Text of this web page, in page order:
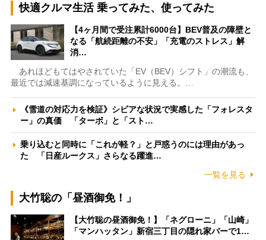
快適クルマ生活 乗ってみた、使ってみた
【4ヶ月間で受注累計6000台】BEV普及の障壁と
なる「航続距離の不安」「充電のストレス」解
消…
あれほどもてはやされていた「EV（BEV）シフト」の潮流も、
最近では減速基調になっているように見える。…
《雪道の対応力を検証》シビアな状況で実感した「フォレスタ
ー」の真価 「ターボ」と「スト…
乗り込むと同時に「これが軽？」と戸惑うのには理由があっ
た 「日産ルークス」さらなる躍進…
一覧を見る
大竹聡の「昼酒御免！」
【大竹聡の昼酒御免！】「ネグローニ」「山崎」
「マンハッタン」新宿三丁目の隠れ家バーで1…